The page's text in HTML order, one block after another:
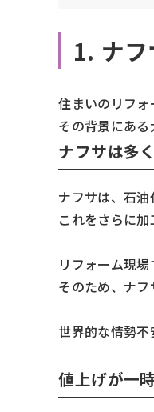
1. ナ
住まいのリフ
その背景にある
ナフサは多
ナフサは、石油
これをさらに
リフォーム現
そのため、ナフ
世界的な情勢不
値上げが一